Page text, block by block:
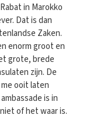
in Marokko
Dat is dan
Zaken.
enorm groot en
grote, brede
zijn. De
ooit laten
is in
of het waar is.